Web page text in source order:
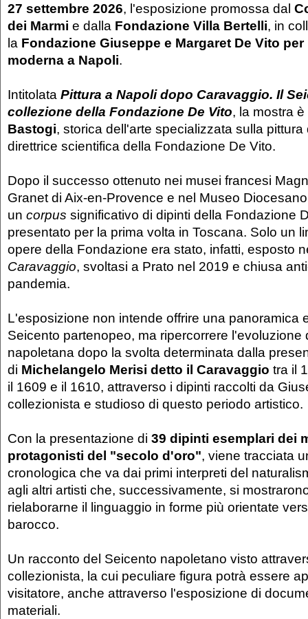
27 settembre 2026, l'esposizione promossa dal
dei Marmi e dalla Fondazione Villa Bertelli, in
la Fondazione Giuseppe e Margaret De Vito
moderna a Napoli.
Intitolata Pittura a Napoli dopo Caravaggio. Il
collezione della Fondazione De Vito, la mostra
Bastogi, storica dell'arte specializzata sulla
direttrice scientifica della Fondazione De Vito.
Dopo il successo ottenuto nei musei francesi
Granet di Aix-en-Provence e nel Museo
un corpus significativo di dipinti della Fondazione
presentato per la prima volta in Toscana. Solo un
opere della Fondazione era stato, infatti, esposto
Caravaggio, svoltasi a Prato nel 2019 e chiusa
pandemia.
L'esposizione non intende offrire una panoramica
Seicento partenopeo, ma ripercorrere l'evoluzione
napoletana dopo la svolta determinata dalla
di Michelangelo Merisi detto il Caravaggio tra il
il 1609 e il 1610, attraverso i dipinti raccolti da
collezionista e studioso di questo periodo artistico.
Con la presentazione di 39 dipinti esemplari dei
protagonisti del "secolo d'oro", viene tracciata
cronologica che va dai primi interpreti del
agli altri artisti che, successivamente, si
rielaborarne il linguaggio in forme più orientate
barocco.
Un racconto del Seicento napoletano visto
collezionista, la cui peculiare figura potrà essere
visitatore, anche attraverso l'esposizione di
materiali.